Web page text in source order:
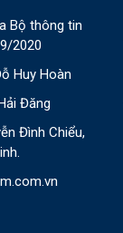
Bộ thông tin
2020
Huy Hoàn
Đăng
Đình Chiểu,